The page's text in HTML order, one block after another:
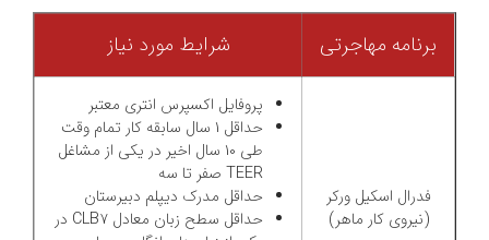
برنامه مهاجرتی شرایط مورد نیاز
فدرال اسکیل ورکر
(نیروی کار ماهر)
پروفایل اکسپرس انتری معتبر
حداقل 1 سال سابقه کار تمام وقت
طی 10 سال اخیر در یکی از مشاغل
TEER صفر تا سه
حداقل مدرک دیپلم دبیرستان
حداقل سطح زبان معادل CLB7 در